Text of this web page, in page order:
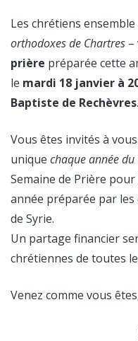
Les chrétiens ensemble
orthodoxes de Chartres –
prière préparée cette
le mardi 18 janvier à
Baptiste de Rechèvres.
Vous êtes invités à
unique chaque année
Semaine de Prière
année préparée par les
de Syrie.
Un partage financier
chrétiennes de toutes
Venez comme vous